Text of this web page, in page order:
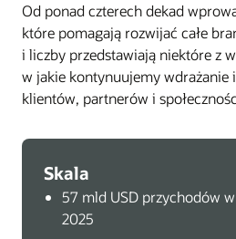
Od ponad czterech dekad
które pomagają rozwijać całe
i liczby przedstawiają niektóre z
w jakie kontynuujemy wdrażanie
klientów, partnerów i
Skala
57 mld USD przychodów
2025